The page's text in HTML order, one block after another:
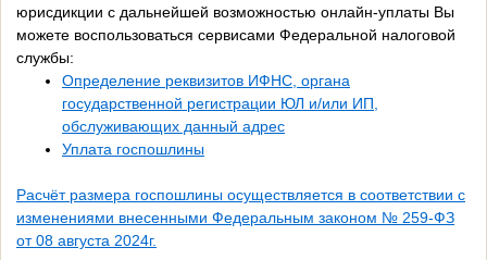
юрисдикции с дальнейшей возможностью онлайн-уплаты Вы
можете воспользоваться сервисами Федеральной налоговой
службы:
Определение реквизитов ИФНС, органа
государственной регистрации ЮЛ и/или ИП,
обслуживающих данный адрес
Уплата госпошлины
Расчёт размера госпошлины осуществляется в соответствии с
изменениями внесенными Федеральным законом № 259-ФЗ
от 08 августа 2024г.